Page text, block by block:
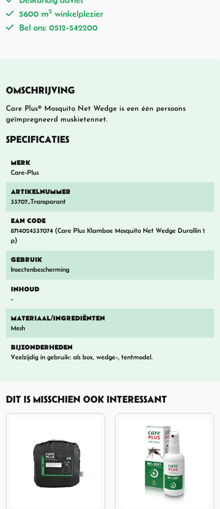
5600 m2 winkelplezier
Bel ons: 0512-542200
OMSCHRIJVING
Care Plus® Mosquito Net Wedge is een één persoons
geïmpregneerd muskietennet.
SPECIFICATIES
MERK
Care-Plus
ARTIKELNUMMER
33707_Transparant
EAN CODE
8714024337074 (Care Plus Klamboe Mosquito Net Wedge Durallin 1
p)
GEBRUIK
Insectenbescherming
INHOUD
-
MATERIAAL/INGREDIËNTEN
Mesh
BIJZONDERHEDEN
Veelzijdig in gebruik: als box, wedge-, tentmodel.
DIT IS MISSCHIEN OOK INTERESSANT